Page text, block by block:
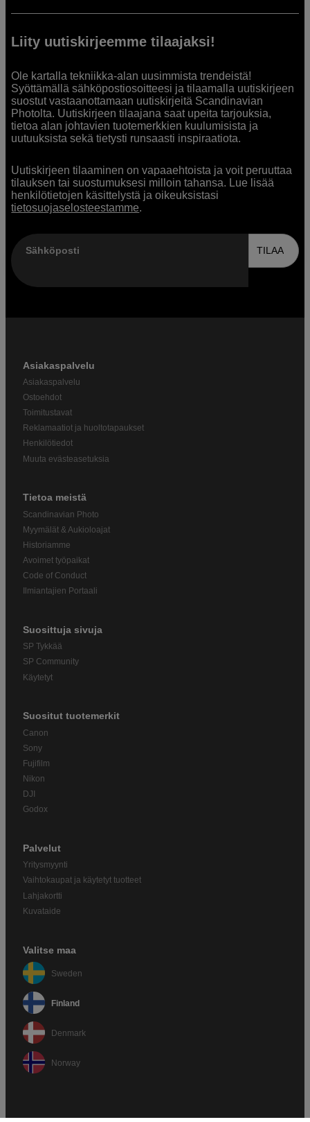
Liity uutiskirjeemme tilaajaksi!
Ole kartalla tekniikka-alan uusimmista trendeistä!
Syöttämällä sähköpostiosoitteesi ja tilaamalla uutiskirjeen
suostut vastaanottamaan uutiskirjeitä Scandinavian
Photolta. Uutiskirjeen tilaajana saat upeita tarjouksia,
tietoa alan johtavien tuotemerkkien kuulumisista ja
uutuuksista sekä tietysti runsaasti inspiraatiota.
Uutiskirjeen tilaaminen on vapaaehtoista ja voit peruuttaa
tilauksen tai suostumuksesi milloin tahansa. Lue lisää
henkilötietojen käsittelystä ja oikeuksistasi
tietosuojaselosteestamme.
Sähköposti TILAA
Asiakaspalvelu
Asiakaspalvelu
Ostoehdot
Toimitustavat
Reklamaatiot ja huoltotapaukset
Henkilötiedot
Muuta evästeasetuksia
Tietoa meistä
Scandinavian Photo
Myymälät & Aukioloajat
Historiamme
Avoimet työpaikat
Code of Conduct
Ilmiantajien Portaali
Suosittuja sivuja
SP Tykkää
SP Community
Käytetyt
Suositut tuotemerkit
Canon
Sony
Fujifilm
Nikon
DJI
Godox
Palvelut
Yritysmyynti
Vaihtokaupat ja käytetyt tuotteet
Lahjakortti
Kuvataide
Valitse maa
Sweden
Finland
Denmark
Norway